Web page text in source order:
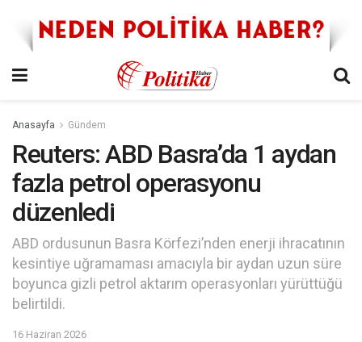
Anasayfa Gündem
Reuters: ABD Basra’da 1 aydan
fazla petrol operasyonu
düzenledi
ABD ordusunun Basra Körfezi’nden enerji ihracatının
kesintiye uğramaması amacıyla bir aydan uzun süre
boyunca gizli petrol aktarım operasyonları yürüttüğü
belirtildi.
16 Haziran 2026